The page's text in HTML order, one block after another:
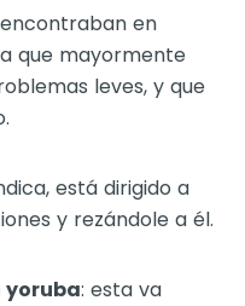
en
que mayormente
leves, y que
está dirigido a
y rezándole a él.
yoruba: esta va